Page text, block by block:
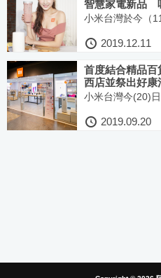
智慧家電新品
小米台灣於今（
2019.12.11
首度結合精品
西店並祭出好康
小米台灣今(20)
2019.09.20